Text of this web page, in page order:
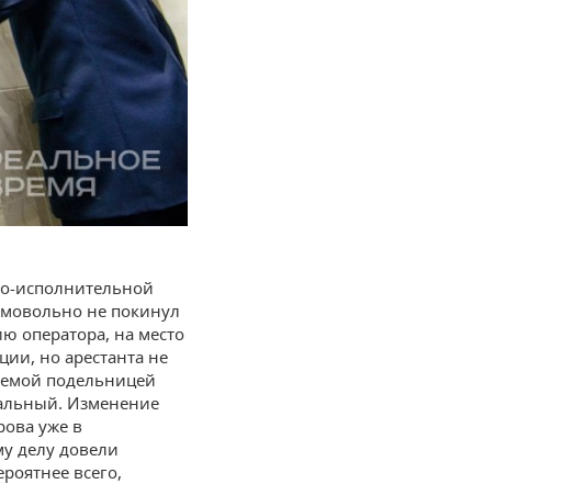
исполнительной
не покинул
оператора, на место
но арестанта не
подельницей
Изменение
уже в
делу довели
всего,